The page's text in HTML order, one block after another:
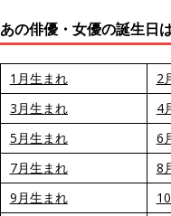
あの俳優・女優の誕生日
1月生まれ
2
3月生まれ
4
5月生まれ
6
7月生まれ
8
9月生まれ